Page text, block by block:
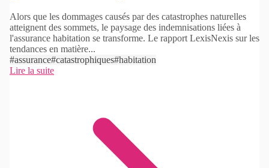
Alors que les dommages causés par des catastrophes naturelles
atteignent des sommets, le paysage des indemnisations liées à
l'assurance habitation se transforme. Le rapport LexisNexis sur les
tendances en matière...
#assurance#catastrophiques#habitation
Lire la suite